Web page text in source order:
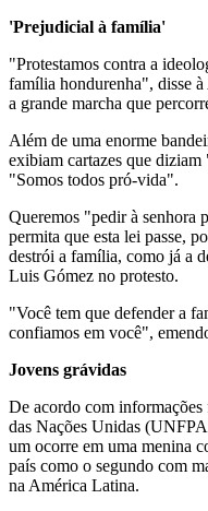
'Prejudicial à família'
"Protestamos contra a
família hondurenha", disse
a grande marcha que
Além de uma enorme
exibiam cartazes que
"Somos todos pró-vida".
Queremos "pedir à senhora
permita que esta lei passe,
destrói a família, como já a
Luis Gómez no protesto.
"Você tem que defender a
confiamos em você",
Jovens grávidas
De acordo com
das Nações Unidas
um ocorre em uma menina
país como o segundo com
na América Latina.